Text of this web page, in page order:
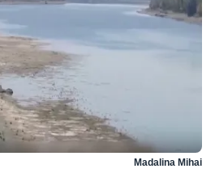
Madalina Mihai